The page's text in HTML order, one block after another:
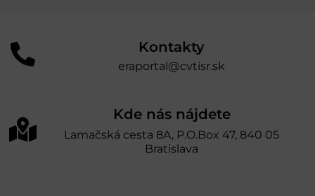
Kontakty
eraportal@cvtisr.sk
Kde nás nájdete
Lamačská cesta 8A, P.O.Box 47, 840 05
Bratislava